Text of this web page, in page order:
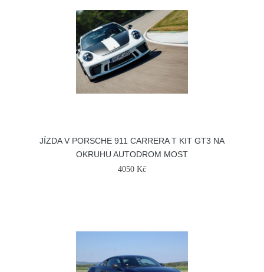
JÍZDA V PORSCHE 911 CARRERA T KIT GT3 NA
OKRUHU AUTODROM MOST
4050 Kč